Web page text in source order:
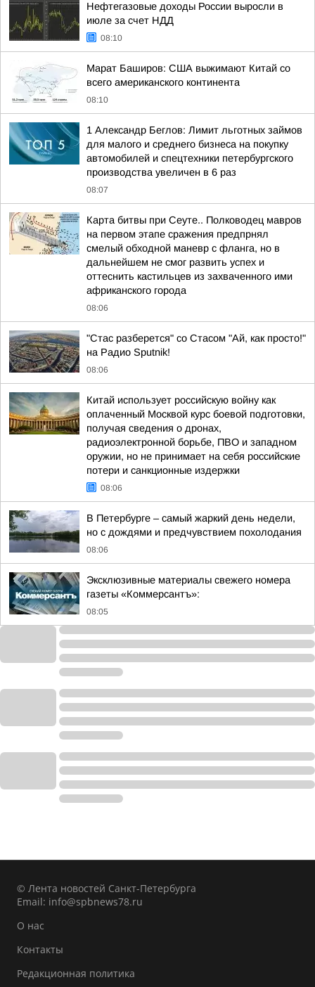
Нефтегазовые доходы России выросли в
июле за счет НДД
08:10
Марат Баширов: США выжимают Китай со
всего американского континента
08:10
1 Александр Беглов: Лимит льготных займов
для малого и среднего бизнеса на покупку
автомобилей и спецтехники петербургского
производства увеличен в 6 раз
08:07
Карта битвы при Сеуте.. Полководец мавров
на первом этапе сражения предпрнял
смелый обходной маневр с фланга, но в
дальнейшем не смог развить успех и
оттеснить кастильцев из захваченного ими
африканского города
08:06
"Стас разберется" со Стасом "Ай, как просто!"
на Радио Sputnik!
08:06
Китай использует российскую войну как
оплаченный Москвой курс боевой подготовки,
получая сведения о дронах,
радиоэлектронной борьбе, ПВО и западном
оружии, но не принимает на себя российские
потери и санкционные издержки
08:06
В Петербурге – самый жаркий день недели,
но с дождями и предчувствием похолодания
08:06
Эксклюзивные материалы свежего номера
газеты «Коммерсантъ»:
08:05
© Лента новостей Санкт-Петербурга
Email: info@spbnews78.ru
О нас
Контакты
Редакционная политика